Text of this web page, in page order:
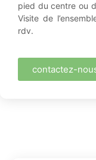
pied du centre ou
Visite de
rdv.
contactez-